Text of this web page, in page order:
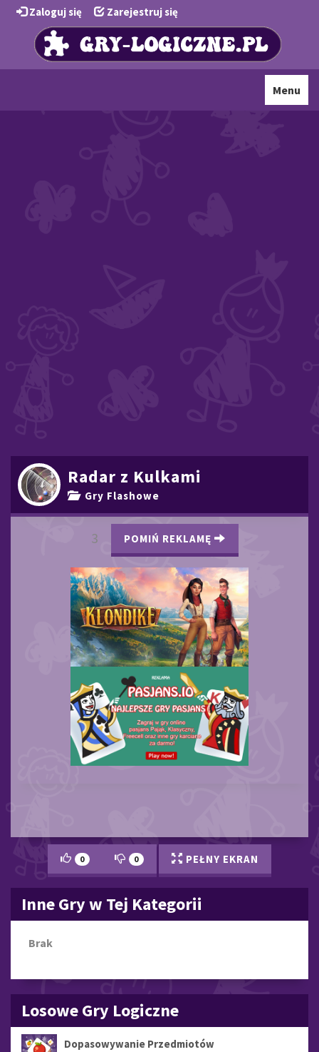
Zaloguj się Zarejestruj się
Toggle
Menu
Radar z Kulkami
Gry Flashowe
2 POMIŃ REKLAMĘ
0 0 PEŁNY EKRAN
Inne Gry w Tej Kategorii
Brak
Losowe Gry Logiczne
Dopasowywanie Przedmiotów